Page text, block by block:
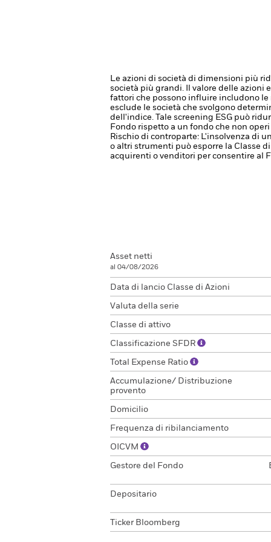
Le azioni di società di dimensioni più
società più grandi.
Il valore delle
fattori che possono influire includono
esclude le società che svolgono
dell'indice. Tale screening ESG può
Fondo rispetto a un fondo che non
Rischio di controparte: L'insolvenza di
o altri strumenti può esporre la Classe
acquirenti o venditori per consentire al
Asset netti
al 04/08/2026
Data di lancio Classe di Azioni
Valuta della serie
Classe di attivo
Classificazione SFDR
Total Expense Ratio
Accumulazione/ Distribuzione
provento
Domicilio
Frequenza di ribilanciamento
OICVM
Gestore del Fondo
Depositario
Ticker Bloomberg